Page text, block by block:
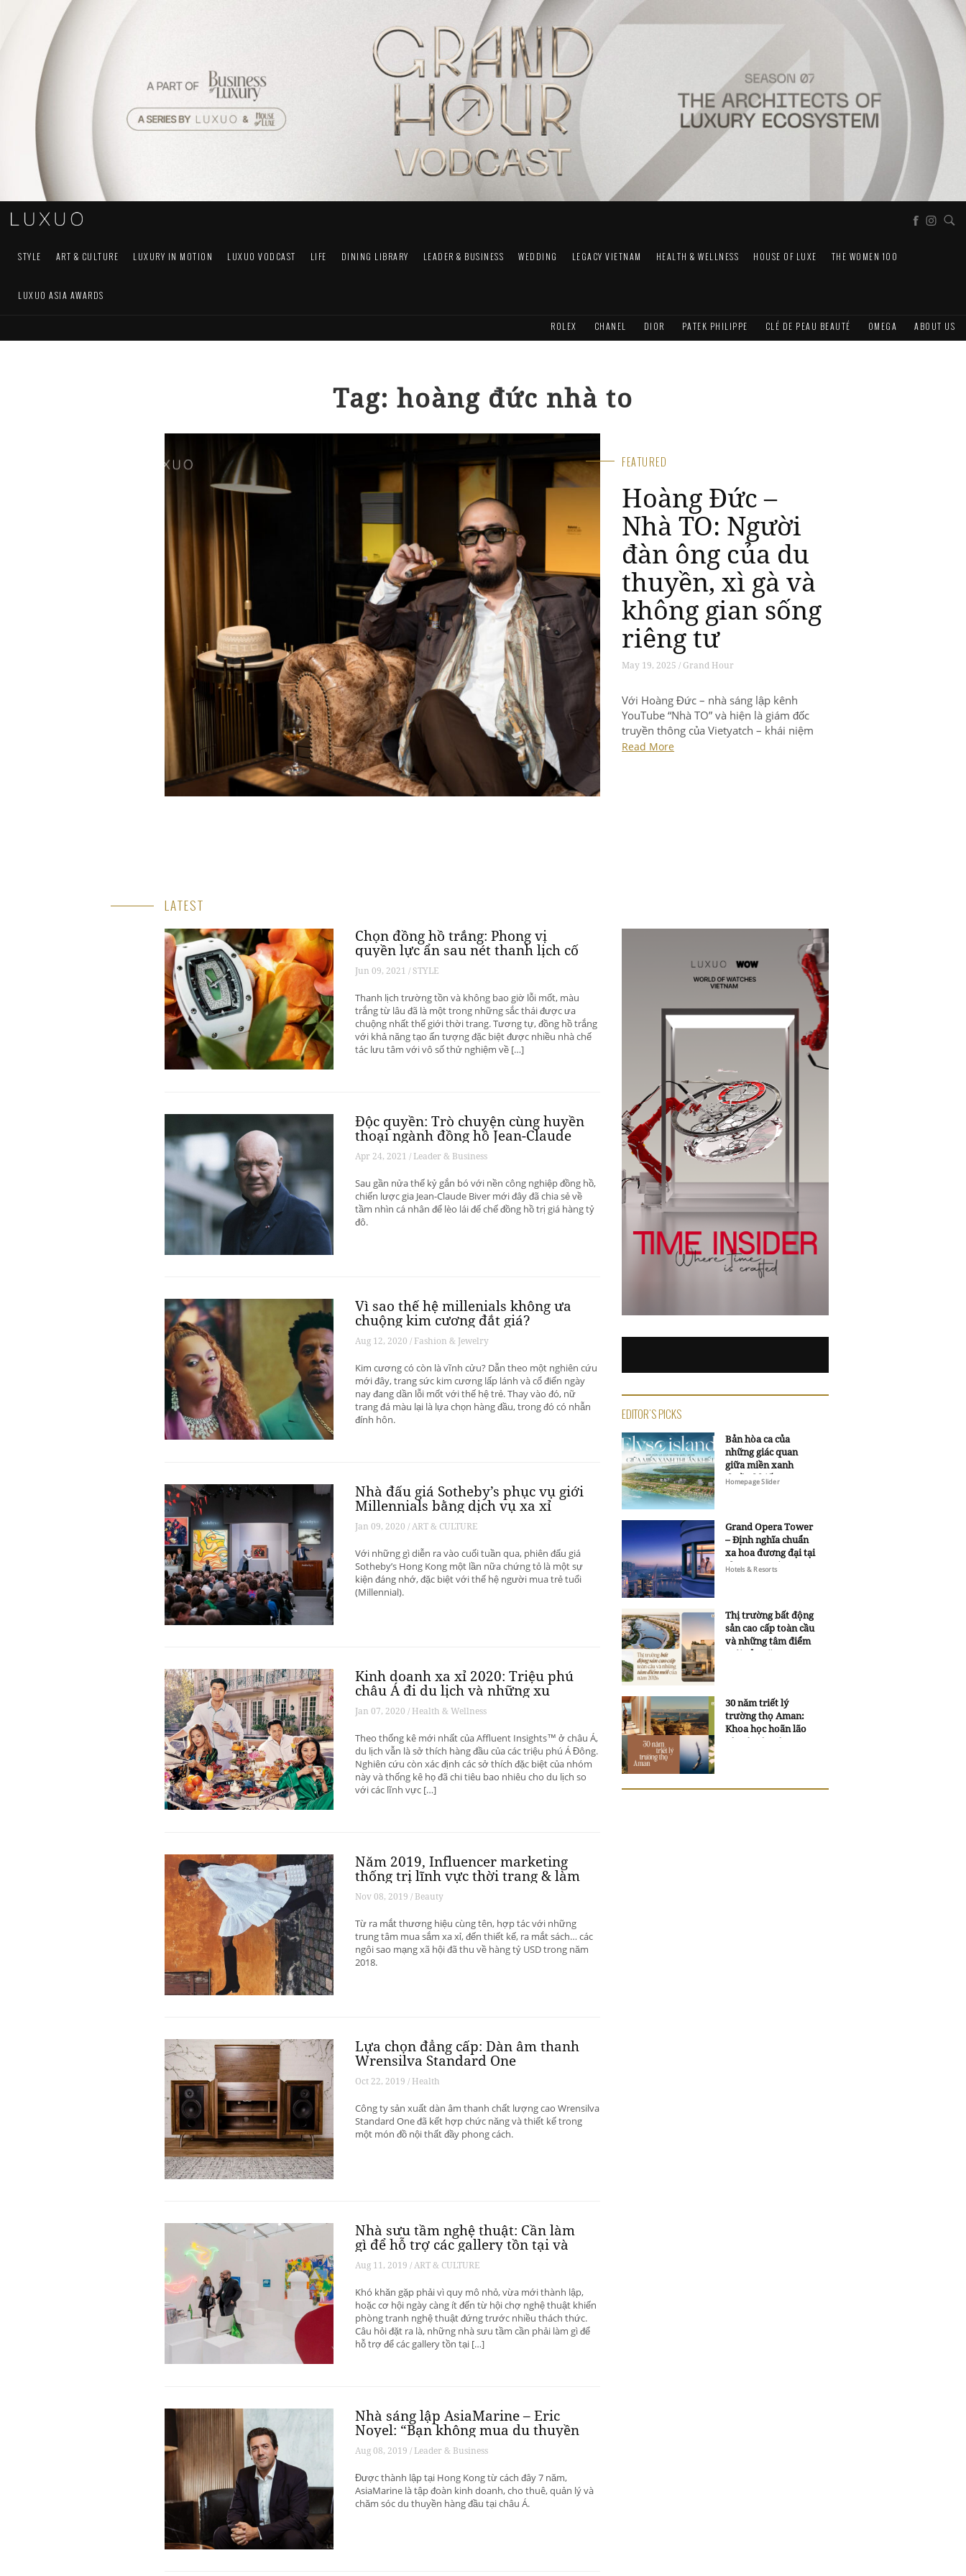
STYLE ART & CULTURE LUXURY IN MOTION LUXUO VODCAST LIFE DINING LIBRARY LEADER & BUSINESS WEDDING LEGACY VIETNAM HEALTH & WELLNESS HOUSE OF LUXE THE WOMEN 100
LUXUO ASIA AWARDS
ROLEX CHANEL DIOR PATEK PHILIPPE CLÉ DE PEAU BEAUTÉ OMEGA ABOUT US
Tag: hoàng đức nhà to
FEATURED
Hoàng Đức –
Nhà TO: Người
đàn ông của du
thuyền, xì gà và
không gian sống
riêng tư
May 19, 2025 / Grand Hour
Với Hoàng Đức – nhà sáng lập kênh
YouTube “Nhà TO” và hiện là giám đốc
truyền thông của Vietyatch – khái niệm
sống đẹp gắn liền với thiên nhiên, không
Read More
LATEST
Chọn đồng hồ trắng: Phong vị
quyền lực ẩn sau nét thanh lịch cố
hữu
Jun 09, 2021 / STYLE
Thanh lịch trường tồn và không bao giờ lỗi mốt, màu
trắng từ lâu đã là một trong những sắc thái được ưa
chuộng nhất thế giới thời trang. Tương tự, đồng hồ trắng
với khả năng tạo ấn tượng đặc biệt được nhiều nhà chế
tác lưu tâm với vô số thử nghiệm về […]
Độc quyền: Trò chuyện cùng huyền
thoại ngành đồng hồ Jean-Claude
Biver
Apr 24, 2021 / Leader & Business
Sau gần nửa thế kỷ gắn bó với nền công nghiệp đồng hồ,
chiến lược gia Jean-Claude Biver mới đây đã chia sẻ về
tầm nhìn cá nhân để lèo lái đế chế đồng hồ trị giá hàng tỷ
đô.
Vì sao thế hệ millenials không ưa
chuộng kim cương đắt giá?
Aug 12, 2020 / Fashion & Jewelry
Kim cương có còn là vĩnh cửu? Dẫn theo một nghiên cứu
mới đây, trang sức kim cương lấp lánh và cổ điển ngày
nay đang dần lỗi mốt với thế hệ trẻ. Thay vào đó, nữ
trang đá màu lại là lựa chọn hàng đầu, trong đó có nhẫn
đính hôn.
Nhà đấu giá Sotheby’s phục vụ giới
Millennials bằng dịch vụ xa xỉ
Jan 09, 2020 / ART & CULTURE
Với những gì diễn ra vào cuối tuần qua, phiên đấu giá
Sotheby’s Hong Kong một lần nữa chứng tỏ là một sự
kiện đáng nhớ, đặc biệt với thế hệ người mua trẻ tuổi
(Millennial).
Kinh doanh xa xỉ 2020: Triệu phú
châu Á đi du lịch và những xu
hướng có thể thay đổi ngành du
lịch thượng lưu
Jan 07, 2020 / Health & Wellness
Theo thống kê mới nhất của Affluent Insights™ ở châu Á,
du lịch vẫn là sở thích hàng đầu của các triệu phú Á Đông.
Nghiên cứu còn xác định các sở thích đặc biệt của nhóm
này và thống kê họ đã chi tiêu bao nhiêu cho du lịch so
với các lĩnh vực […]
Năm 2019, Influencer marketing
thống trị lĩnh vực thời trang & làm
đẹp
Nov 08, 2019 / Beauty
Từ ra mắt thương hiệu cùng tên, hợp tác với những
trung tâm mua sắm xa xỉ, đến thiết kế, ra mắt sách… các
ngôi sao mạng xã hội đã thu về hàng tỷ USD trong năm
2018.
Lựa chọn đẳng cấp: Dàn âm thanh
Wrensilva Standard One
Oct 22, 2019 / Health
Công ty sản xuất dàn âm thanh chất lượng cao Wrensilva
Standard One đã kết hợp chức năng và thiết kế trong
một món đồ nội thất đầy phong cách.
Nhà sưu tầm nghệ thuật: Cần làm
gì để hỗ trợ các gallery tồn tại và
phát triển? – Phần 1
Aug 11, 2019 / ART & CULTURE
Khó khăn gặp phải vì quy mô nhỏ, vừa mới thành lập,
hoặc cơ hội ngày càng ít đến từ hội chợ nghệ thuật khiến
phòng tranh nghệ thuật đứng trước nhiều thách thức.
Câu hỏi đặt ra là, những nhà sưu tầm cần phải làm gì để
hỗ trợ để các gallery tồn tại […]
Nhà sáng lập AsiaMarine – Eric
Noyel: “Bạn không mua du thuyền
để đầu tư sinh lời”
Aug 08, 2019 / Leader & Business
Được thành lập tại Hong Kong từ cách đây 7 năm,
AsiaMarine là tập đoàn kinh doanh, cho thuê, quản lý và
chăm sóc du thuyền hàng đầu tại châu Á.
EDITOR'S PICKS
Bản hòa ca của
những giác quan
giữa miền xanh
thuần khiết
Homepage Slider
Grand Opera Tower
– Định nghĩa chuẩn
xa hoa đương đại tại
Sheraton Saigon
Hotels & Resorts
Thị trường bất động
sản cao cấp toàn cầu
và những tâm điểm
mới của năm 2026
30 năm triết lý
trường thọ Aman:
Khoa học hoãn lão
và trí tuệ ngàn xưa